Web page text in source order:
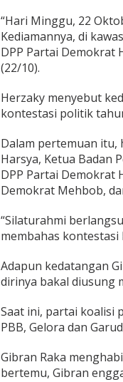
a
S
u
a
“Hari Minggu, 22
Kediamannya, di
DPP Partai Demokrat
(22/10).
Herzaky menyebut
kontestasi politik
Dalam pertemuan itu,
Harsya, Ketua Badan
DPP Partai Demokrat
Demokrat Mehbob,
“Silaturahmi
membahas kontestasi
Adapun kedatangan
dirinya bakal diusung
Saat ini, partai koalisi
PBB, Gelora dan
Gibran Raka
bertemu, Gibran